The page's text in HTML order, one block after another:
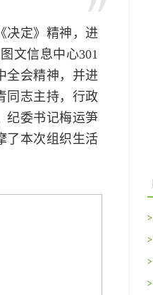
决定》精神，进
文信息中心301
全会精神，并进
同志主持，行政
纪委书记梅运笋
了本次组织生活
>
>
>
>